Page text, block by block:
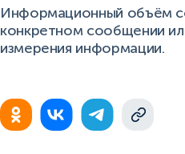
Информационный объём
конкретном сообщении
измерения информации.